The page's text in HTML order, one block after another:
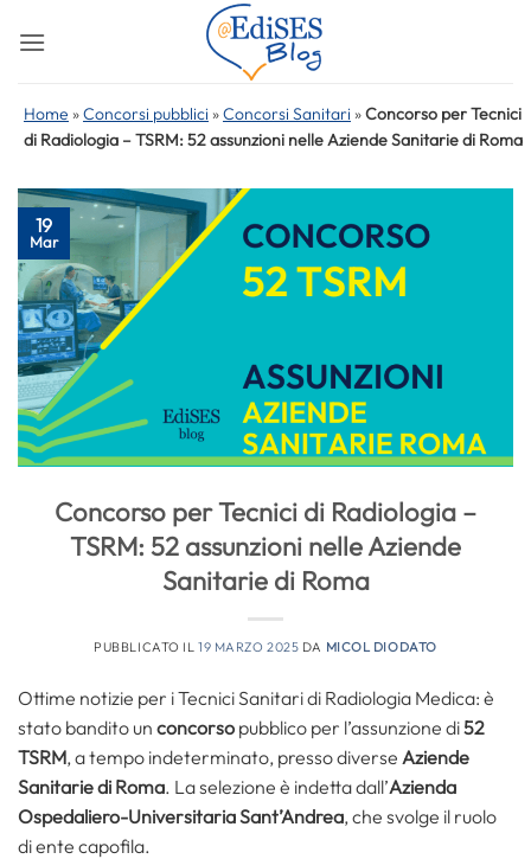
Home »Concorsi pubblici »Concorsi Sanitari »Concorso per Tecnici
di Radiologia – TSRM: 52 assunzioni nelle Aziende Sanitarie di Roma
19
Mar
Concorso per Tecnici di Radiologia –
TSRM: 52 assunzioni nelle Aziende
Sanitarie di Roma
PUBBLICATO IL19 MARZO 2025 DA MICOL DIODATO
Ottime notizie per i Tecnici Sanitari di Radiologia Medica: è
stato bandito un concorso pubblico per l’assunzione di52
TSRM, a tempo indeterminato, presso diverse Aziende
Sanitarie di Roma. La selezione è indetta dall’Azienda
Ospedaliero-Universitaria Sant’Andrea, che svolge il ruolo
di ente capofila.